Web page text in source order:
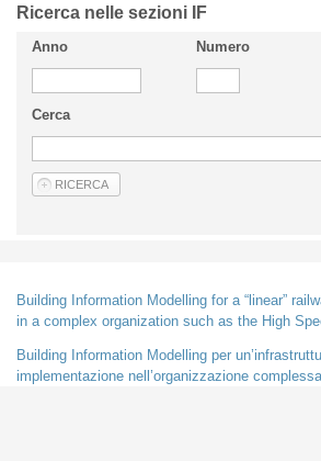
Ricerca nelle sezioni IF
Anno Numero
Cerca
Building Information Modelling for a “linear”
in a complex organization such as the High
Building Information Modelling per
implementazione nell’organizzazione